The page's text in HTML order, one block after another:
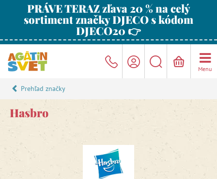
PRÁVE TERAZ zľava 20 % na celý
sortiment značky DJECO s kódom
DJECO20 👉
Menu
Prehľad značky
Hasbro